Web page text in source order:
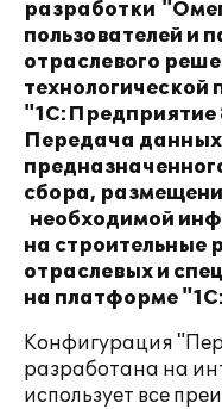
разработки
пользователей и
отраслевого
"1С:Предприятие
Передача
сбора,
необходимой
на строительные
отраслевых и
на платформе
Конфигурация
разработана на
использует все